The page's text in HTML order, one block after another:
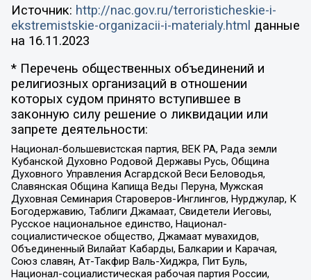
Источник: http://nac.gov.ru/terroristicheskie-i-
ekstremistskie-organizacii-i-materialy.html данные
на 16.11.2023
* Перечень общественных объединений и
религиозных организаций в отношении
которых судом принято вступившее в
законную силу решение о ликвидации или
запрете деятельности:
Национал-большевистская партия, ВЕК РА, Рада земли
Кубанской Духовно Родовой Державы Русь, Община
Духовного Управления Асгардской Веси Беловодья,
Славянская Община Капища Веды Перуна, Мужская
Духовная Семинария Староверов-Инглингов, Нурджулар, К
Богодержавию, Таблиги Джамаат, Свидетели Иеговы,
Русское национальное единство, Национал-
социалистическое общество, Джамаат мувахидов,
Объединенный Вилайат Кабарды, Балкарии и Карачая,
Союз славян, Ат-Такфир Валь-Хиджра, Пит Буль,
Национал-социалистическая рабочая партия России,